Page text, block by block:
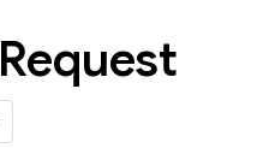
Request